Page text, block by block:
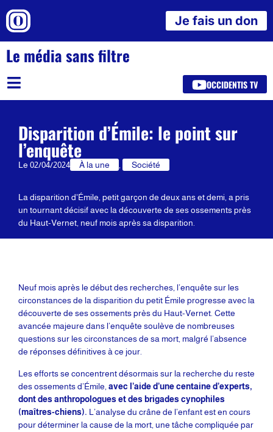
Je fais un don
Le média sans filtre
OCCIDENTIS TV
Disparition d’Émile: le point sur
l’enquête
Le 02/04/2024 À la une Société
La disparition d'Émile, petit garçon de deux ans et demi, a pris
un tournant décisif avec la découverte de ses ossements près
du Haut-Vernet, neuf mois après sa disparition.
Neuf mois après le début des recherches, l’enquête sur les
circonstances de la disparition du petit Émile progresse avec la
découverte de ses ossements près du Haut-Vernet. Cette
avancée majeure dans l’enquête soulève de nombreuses
questions sur les circonstances de sa mort, malgré l’absence
de réponses définitives à ce jour.
Les efforts se concentrent désormais sur la recherche du reste
des ossements d’Émile, avec l’aide d’une centaine d’experts,
dont des anthropologues et des brigades cynophiles
(maîtres-chiens). L’analyse du crâne de l’enfant est en cours
pour déterminer la cause de la mort, une tâche compliquée par